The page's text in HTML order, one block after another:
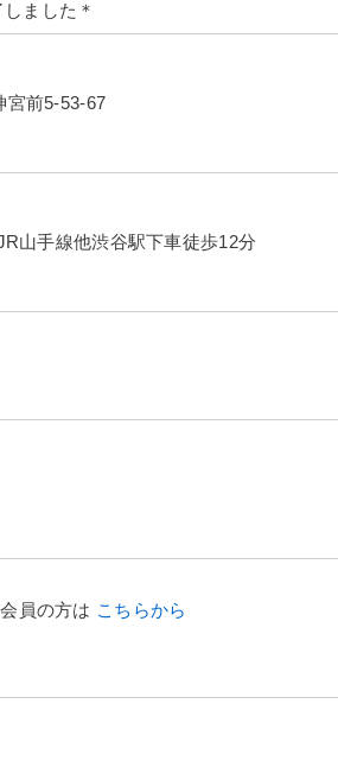
ました＊
前5-53-67
山手線他渋谷駅下車徒歩12分
員の方は こちらから